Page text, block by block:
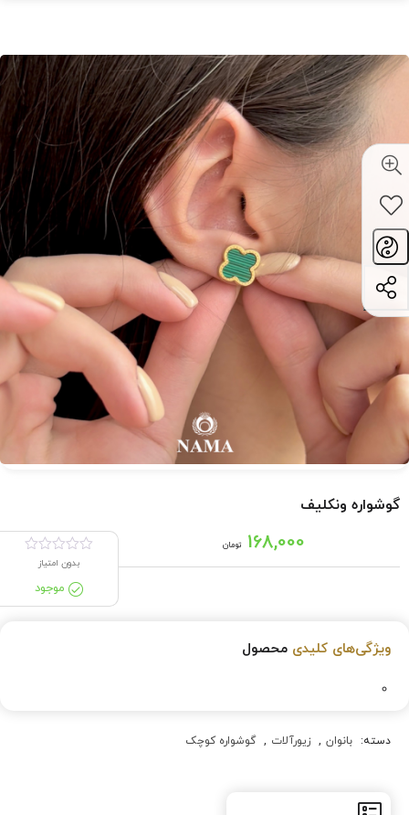
گوشواره ونکلیف
168,000 تومان
بدون امتیاز
موجود
ویژگی‌های کلیدی محصول
دسته: بانوان , زیورآلات , گوشواره کوچک